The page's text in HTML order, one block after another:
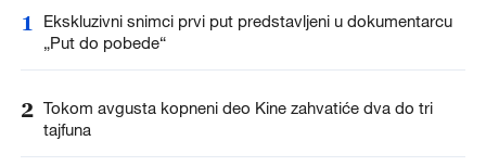
1
Ekskluzivni snimci prvi put predstavljeni u dokumentarcu
„Put do pobede“
2 Tokom avgusta kopneni deo Kine zahvatiće dva do tri
tajfuna